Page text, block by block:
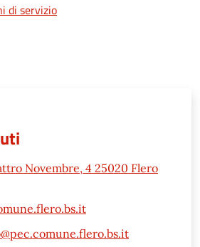
di servizio
Novembre, 4 25020 Flero